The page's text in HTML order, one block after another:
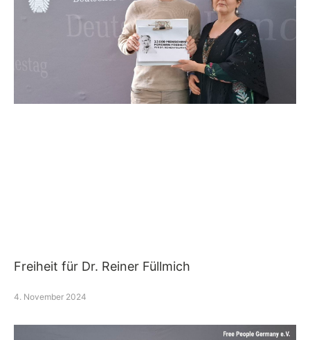
Freiheit für Dr. Reiner Füllmich
4. November 2024